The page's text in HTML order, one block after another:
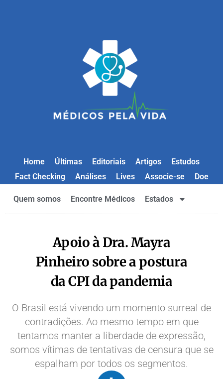
Home Últimas Editoriais Artigos
Estudos
Fact Checking
Análises Lives Associe-se Doe
Quem somos Encontre Médicos Estados
Apoio à Dra. Mayra
Pinheiro sobre a postura
da CPI da pandemia
O Brasil está vivendo um momento surreal de
contradições. Ao mesmo tempo em que
tentamos manter a liberdade de expressão,
somos vítimas de tentativas de censura que se
espalham por todos os segmentos.